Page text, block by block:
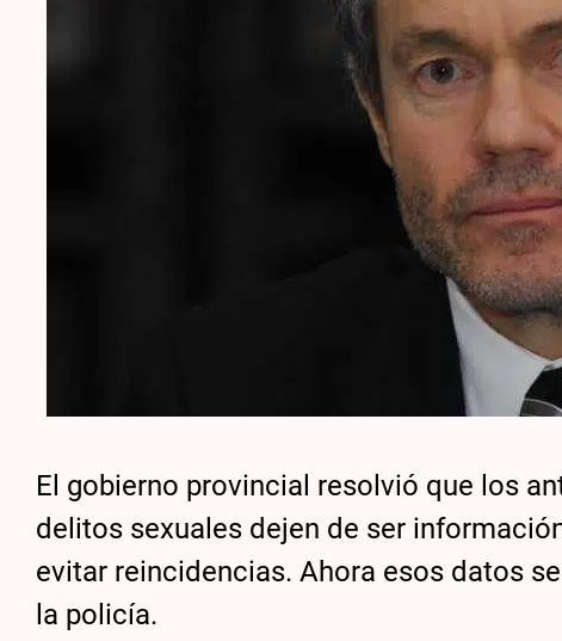
El gobierno provincial resolvió que los
delitos sexuales dejen de ser
evitar reincidencias. Ahora esos datos
la policía.